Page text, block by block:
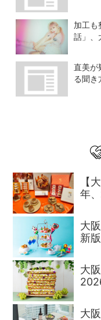
加工も
話」、
直美が
る聞き
【
年
大
新
大
大